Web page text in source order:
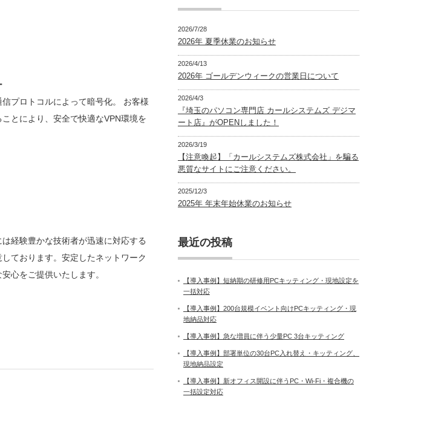
プロトコルによって暗号化。 お客様
とにより、安全で快適なVPN環境を
経験豊かな技術者が迅速に対応する
ております。安定したネットワーク
心をご提供いたします。
2026/7/28
2026年 夏季休業のお知らせ
2026/4/13
2026年 ゴールデンウィークの営業日について
2026/4/3
『埼玉のパソコン専門店 カールシステムズ デジマ
ート店』がOPENしました！
2026/3/19
【注意喚起】「カールシステムズ株式会社」を騙る
悪質なサイトにご注意ください。
2025/12/3
2025年 年末年始休業のお知らせ
最近の投稿
【導入事例】短納期の研修用PCキッティング・現地設定を
一括対応
【導入事例】200台規模イベント向けPCキッティング・現
地納品対応
【導入事例】急な増員に伴う少量PC 3台キッティング
【導入事例】部署単位の30台PC入れ替え・キッティング、
現地納品設定
【導入事例】新オフィス開設に伴うPC・Wi-Fi・複合機の
一括設定対応